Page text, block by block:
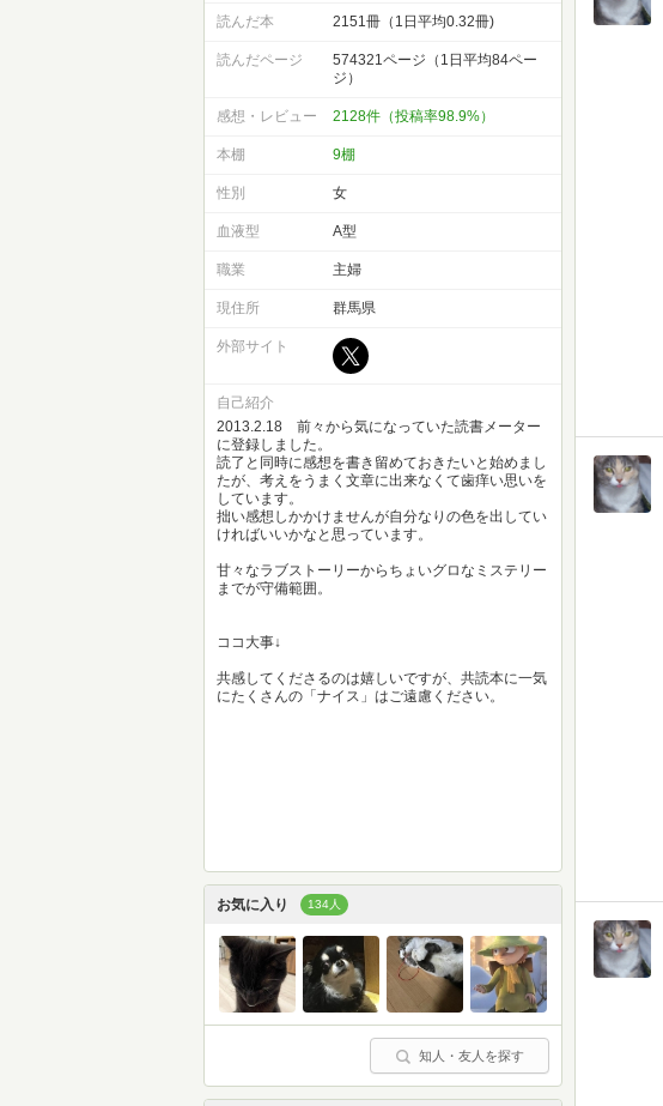
読んだ本 2151冊（1日平均0.32冊)
読んだページ
574321ページ（1日平均84ペー
ジ）
感想・レビュー 2128件（投稿率98.9%）
本棚 9棚
性別 女
血液型 A型
職業 主婦
現住所 群馬県
外部サイト
自己紹介
2013.2.18 前々から気になっていた読書メーター
に登録しました。
読了と同時に感想を書き留めておきたいと始めまし
たが、考えをうまく文章に出来なくて歯痒い思いを
しています。
拙い感想しかかけませんが自分なりの色を出してい
ければいいかなと思っています。
甘々なラブストーリーからちょいグロなミステリー
までが守備範囲。
ココ大事↓
共感してくださるのは嬉しいですが、共読本に一気
にたくさんの「ナイス」はご遠慮ください。
お気に入り 134人
知人・友人を探す